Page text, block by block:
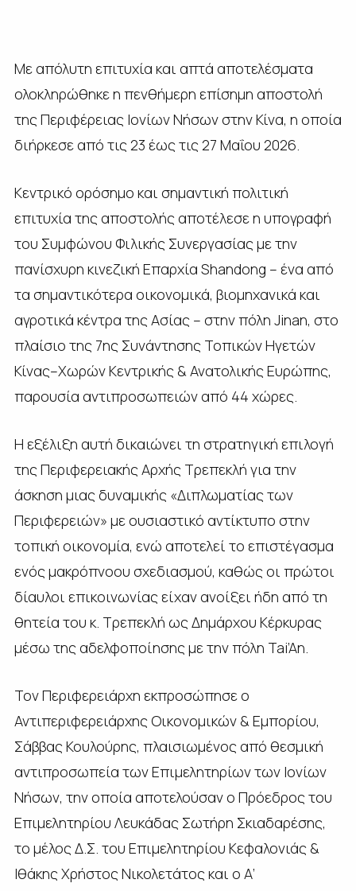
Με απόλυτη επιτυχία και απτά αποτελέσματα
ολοκληρώθηκε η πενθήμερη επίσημη αποστολή
της Περιφέρειας Ιονίων Νήσων στην Κίνα, η οποία
διήρκεσε από τις 23 έως τις 27 Μαΐου 2026.
Κεντρικό ορόσημο και σημαντική πολιτική
επιτυχία της αποστολής αποτέλεσε η υπογραφή
του Συμφώνου Φιλικής Συνεργασίας με την
πανίσχυρη κινεζική Επαρχία Shandong – ένα από
τα σημαντικότερα οικονομικά, βιομηχανικά και
αγροτικά κέντρα της Ασίας – στην πόλη Jinan, στο
πλαίσιο της 7ης Συνάντησης Τοπικών Ηγετών
Κίνας–Χωρών Κεντρικής & Ανατολικής Ευρώπης,
παρουσία αντιπροσωπειών από 44 χώρες.
Η εξέλιξη αυτή δικαιώνει τη στρατηγική επιλογή
της Περιφερειακής Αρχής Τρεπεκλή για την
άσκηση μιας δυναμικής «Διπλωματίας των
Περιφερειών» με ουσιαστικό αντίκτυπο στην
τοπική οικονομία, ενώ αποτελεί το επιστέγασμα
ενός μακρόπνοου σχεδιασμού, καθώς οι πρώτοι
δίαυλοι επικοινωνίας είχαν ανοίξει ήδη από τη
θητεία του κ. Τρεπεκλή ως Δημάρχου Κέρκυρας
μέσω της αδελφοποίησης με την πόλη Tai’An.
Τον Περιφερειάρχη εκπροσώπησε ο
Αντιπεριφερειάρχης Οικονομικών & Εμπορίου,
Σάββας Κουλούρης, πλαισιωμένος από θεσμική
αντιπροσωπεία των Επιμελητηρίων των Ιονίων
Νήσων, την οποία αποτελούσαν ο Πρόεδρος του
Επιμελητηρίου Λευκάδας Σωτήρη Σκιαδαρέσης,
το μέλος Δ.Σ. του Επιμελητηρίου Κεφαλονιάς &
Ιθάκης Χρήστος Νικολετάτος και ο Α’